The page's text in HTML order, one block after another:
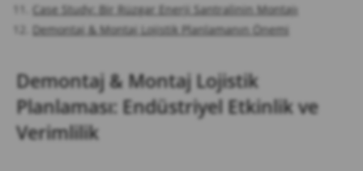
Case Study: Bir Rüzgar Enerji Santralinin Montajı
Demontaj & Montaj Lojistik Planlamanın Önemi
Demontaj & Montaj Lojistik
Planlaması: Endüstriyel Etkinlik ve
Verimlilik